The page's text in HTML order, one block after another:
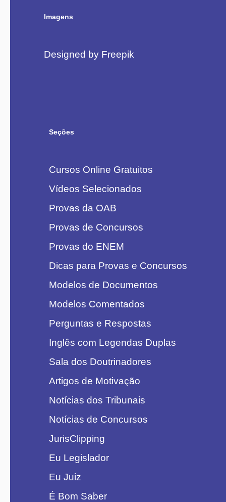
Imagens
Designed by Freepik
Seções
Cursos Online Gratuitos
Vídeos Selecionados
Provas da OAB
Provas de Concursos
Provas do ENEM
Dicas para Provas e Concursos
Modelos de Documentos
Modelos Comentados
Perguntas e Respostas
Inglês com Legendas Duplas
Sala dos Doutrinadores
Artigos de Motivação
Notícias dos Tribunais
Notícias de Concursos
JurisClipping
Eu Legislador
Eu Juiz
É Bom Saber